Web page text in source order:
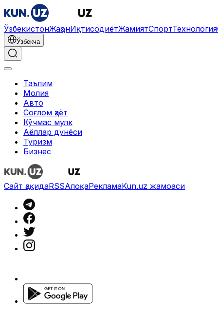
ЎзбекистонЖаҳонИқтисодиётЖамиятСпортТехнология
Ўзбекча
Таълим
Молия
Авто
Соғлом ҳаёт
Кўчмас мулк
Аёллар дунёси
Туризм
Бизнес
Сайт ҳақидаRSSАлоқаРекламаKun.uz жамоаси